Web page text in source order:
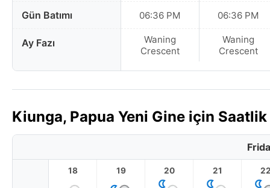
Gün Batımı
Ay Fazı
06:36 PM
Waning
Crescent
06:36 PM
Waning
Crescent
Kiunga, Papua Yeni Gine için
18 19 20 21